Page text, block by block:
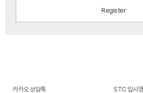
Register
카카오 상담톡 STC 입시